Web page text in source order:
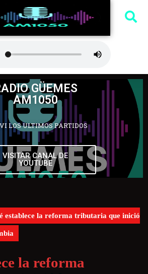
GÜEMES
AM1050
LOS ULTIMOS PARTIDOS
VISITAR CANAL DE
YOUTUBE
establece la reforma tributaria que inició
la reforma